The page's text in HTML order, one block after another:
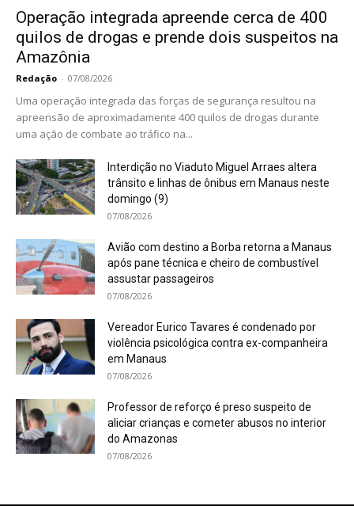
Operação integrada apreende cerca de 400
quilos de drogas e prende dois suspeitos na
Amazônia
Redação - 07/08/2026
Uma operação integrada das forças de segurança resultou na
apreensão de aproximadamente 400 quilos de drogas durante
uma ação de combate ao tráfico na...
Interdição no Viaduto Miguel Arraes altera
trânsito e linhas de ônibus em Manaus neste
domingo (9)
07/08/2026
Avião com destino a Borba retorna a Manaus
após pane técnica e cheiro de combustível
assustar passageiros
07/08/2026
Vereador Eurico Tavares é condenado por
violência psicológica contra ex-companheira
em Manaus
07/08/2026
Professor de reforço é preso suspeito de
aliciar crianças e cometer abusos no interior
do Amazonas
07/08/2026